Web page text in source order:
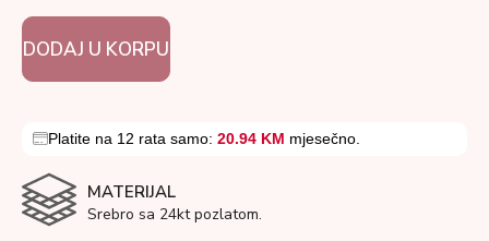
DODAJ U KORPU
Platite na 12 rata samo: 20.94 KM mjesečno.
MATERIJAL
Srebro sa 24kt pozlatom.